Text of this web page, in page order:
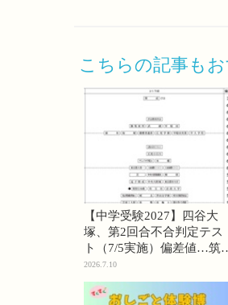
こちらの記事も
【中学受験2027】四谷大
塚、第2回合不合判定テス
ト（7/5実施）偏差値…筑
74・桜蔭70＜PR＞
2026.7.10